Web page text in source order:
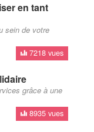
en tant
sein de votre
7218 vues
grâce à une
8935 vues